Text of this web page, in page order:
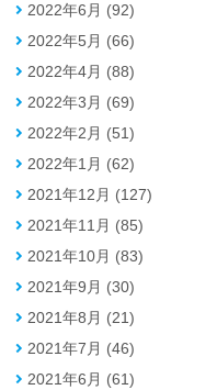
2022年6月 (92)
2022年5月 (66)
2022年4月 (88)
2022年3月 (69)
2022年2月 (51)
2022年1月 (62)
2021年12月 (127)
2021年11月 (85)
2021年10月 (83)
2021年9月 (30)
2021年8月 (21)
2021年7月 (46)
2021年6月 (61)